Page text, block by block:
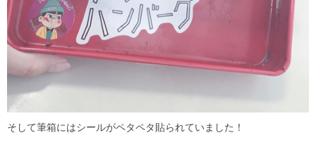
そして筆箱にはシールがペタペタ貼られていました！